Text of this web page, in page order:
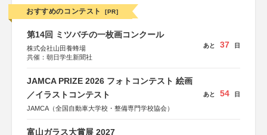
おすすめのコンテスト [PR]
第14回 ミツバチの一枚画コンクール
株式会社山田養蜂場
共催：朝日学生新聞社
あと 37 日
JAMCA PRIZE 2026 フォトコンテスト 絵画
／イラストコンテスト
JAMCA（全国自動車大学校・整備専門学校協会）
あと 54 日
富山ガラス大賞展 2027